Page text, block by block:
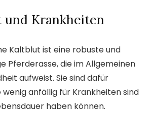
und Krankheiten
Kaltblut ist eine robuste und
Pferderasse, die im Allgemeinen
aufweist. Sie sind dafür
wenig anfällig für Krankheiten sind
haben können.